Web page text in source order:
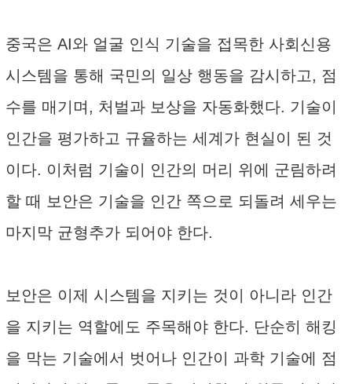
중국은 AI와 얼굴 인식 기술을 접목한 사회신용
시스템을 통해 국민의 일상 행동을 감시하고, 점
수를 매기며, 처벌과 보상을 자동화했다. 기술이
인간을 평가하고 규율하는 세계가 현실이 된 것
이다. 이처럼 기술이 인간의 머리 위에 군림하려
할 때 보안은 기술을 인간 쪽으로 되돌려 세우는
마지막 균형추가 되어야 한다.
보안은 이제 시스템을 지키는 것이 아니라 인간
을 지키는 역할에도 주목해야 한다. 단순히 해킹
을 막는 기술에서 벗어나 인간이 과학 기술에 점